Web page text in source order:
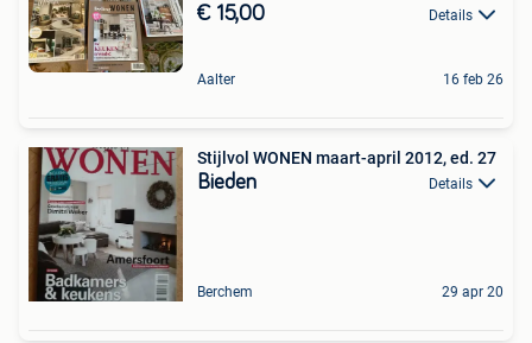
€ 15,00 Details
Aalter 16 feb 26
Stijlvol WONEN maart-april 2012, ed. 27
Bieden Details
Berchem 29 apr 20